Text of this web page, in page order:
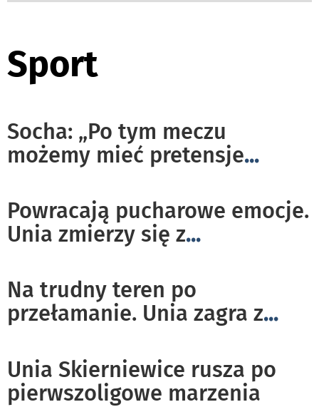
Sport
Socha: „Po tym meczu
możemy mieć pretensje...
Powracają pucharowe emocje.
Unia zmierzy się z...
Na trudny teren po
przełamanie. Unia zagra z...
Unia Skierniewice rusza po
pierwszoligowe marzenia